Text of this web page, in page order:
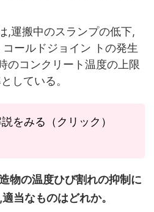
,運搬中のスランプの低下,
ールドジョイン トの発生
のコンクリート温度の上限
している。
をみる（クリック）
物の温度ひび割れの抑制に
当なものはどれか。